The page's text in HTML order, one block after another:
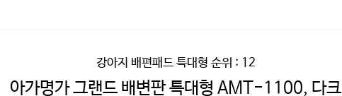
강아지 배편패드 특대형 순위 : 12
아가명가 그랜드 배변판 특대형 AMT-1100, 다크